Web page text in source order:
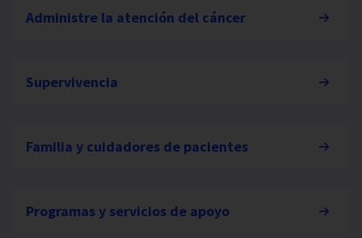
Administre la atención del cáncer
Supervivencia
Familia y cuidadores de pacientes
Programas y servicios de apoyo